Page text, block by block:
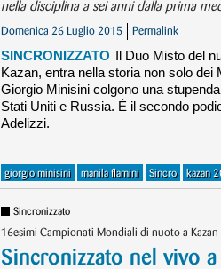
nella disciplina a sei anni dalla prima
Domenica 26 Luglio 2015 Permalink
SINCRONIZZATO Il Duo Misto del
Kazan, entra nella storia non solo dei
Giorgio Minisini colgono una
Stati Uniti e Russia. È il secondo
Adelizzi.
giorgio minisini manila flamini Sincro kazan
Sincronizzato
16esimi Campionati Mondiali di nuoto a
Sincronizzato nel vivo